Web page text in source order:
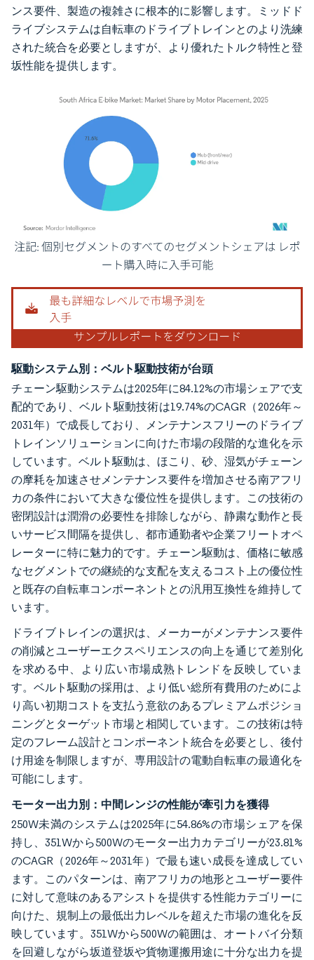
ンス要件、製造の複雑さに根本的に影響します。ミッドド
ライブシステムは自転車のドライブトレインとのより洗練
された統合を必要としますが、より優れたトルク特性と登
坂性能を提供します。
画像 © Mordor Intelligence。再利用にはCC BY 4.0の表示が必要です。
駆動システム別：ベルト駆動技術が台頭
チェーン駆動システムは2025年に84.12%の市場シェアで支
配的であり、ベルト駆動技術は19.74%のCAGR（2026年～
2031年）で成長しており、メンテナンスフリーのドライブ
トレインソリューションに向けた市場の段階的な進化を示
しています。ベルト駆動は、ほこり、砂、湿気がチェーン
の摩耗を加速させメンテナンス要件を増加させる南アフリ
カの条件において大きな優位性を提供します。この技術の
密閉設計は潤滑の必要性を排除しながら、静粛な動作と長
いサービス間隔を提供し、都市通勤者や企業フリートオペ
レーターに特に魅力的です。チェーン駆動は、価格に敏感
なセグメントでの継続的な支配を支えるコスト上の優位性
と既存の自転車コンポーネントとの汎用互換性を維持して
います。
ドライブトレインの選択は、メーカーがメンテナンス要件
の削減とユーザーエクスペリエンスの向上を通じて差別化
を求める中、より広い市場成熟トレンドを反映していま
す。ベルト駆動の採用は、より低い総所有費用のためによ
り高い初期コストを支払う意欲のあるプレミアムポジショ
ニングとターゲット市場と相関しています。この技術は特
定のフレーム設計とコンポーネント統合を必要とし、後付
け用途を制限しますが、専用設計の電動自転車の最適化を
可能にします。
モーター出力別：中間レンジの性能が牽引力を獲得
250W未満のシステムは2025年に54.86%の市場シェアを保
持し、351Wから500Wのモーター出力カテゴリーが23.81%
のCAGR（2026年～2031年）で最も速い成長を達成してい
ます。このパターンは、南アフリカの地形とユーザー要件
に対して意味のあるアシストを提供する性能カテゴリーに
向けた、規制上の最低出力レベルを超えた市場の進化を反
映しています。351Wから500Wの範囲は、オートバイ分類
を回避しながら坂道登坂や貨物運搬用途に十分な出力を提